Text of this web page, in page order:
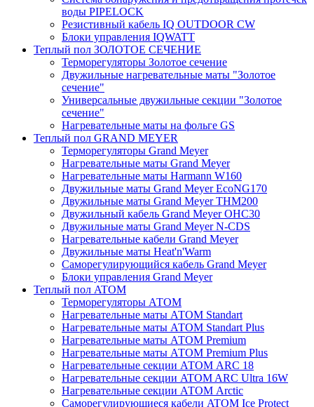
воды PIPELOCK
Резистивный кабель IQ OUTDOOR CW
Блоки управления IQWATT
Теплый пол ЗОЛОТОЕ СЕЧЕНИЕ
Терморегуляторы Золотое сечение
Двужильные нагревательные маты "Золотое
сечение"
Универсальные двужильные секции "Золотое
сечение"
Нагревательные маты на фольге GS
Теплый пол GRAND MEYER
Терморегуляторы Grand Meyer
Нагревательные маты Grand Meyer
Нагревательные маты Harmann W160
Двужильные маты Grand Meyer EcoNG170
Двужильные маты Grand Meyer THM200
Двужильный кабель Grand Meyer OHC30
Двужильные маты Grand Meyer N-CDS
Нагревательные кабели Grand Meyer
Двужильные маты Heat'n'Warm
Саморегулирующийся кабель Grand Meyer
Блоки управления Grand Meyer
Теплый пол ATOM
Терморегуляторы АТОМ
Нагревательные маты АТОМ Standart
Нагревательные маты АТОМ Standart Plus
Нагревательные маты АТОМ Premium
Нагревательные маты АТОМ Premium Plus
Нагревательные секции АТОМ ARC 18
Нагревательные секции ATOM ARC Ultra 16W
Нагревательные секции АТОМ Arctic
Саморегулирующиеся кабели ATOM Ice Protect